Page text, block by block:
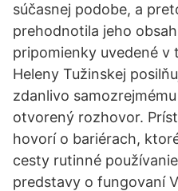
súčasnej podobe, a
prehodnotila jeho
pripomienky uvedené v
Heleny Tužinskej
zdanlivo
otvorený rozhovor.
hovorí o bariérach,
cesty rutinné
predstavy o fungovaní